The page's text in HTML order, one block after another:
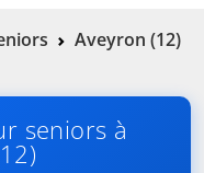
Aveyron (12)
seniors à